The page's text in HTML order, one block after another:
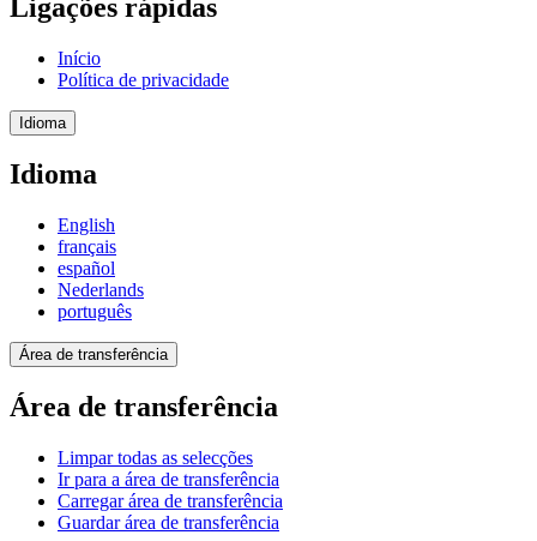
Ligações rápidas
Início
Política de privacidade
Idioma
Idioma
English
français
español
Nederlands
português
Área de transferência
Área de transferência
Limpar todas as selecções
Ir para a área de transferência
Carregar área de transferência
Guardar área de transferência